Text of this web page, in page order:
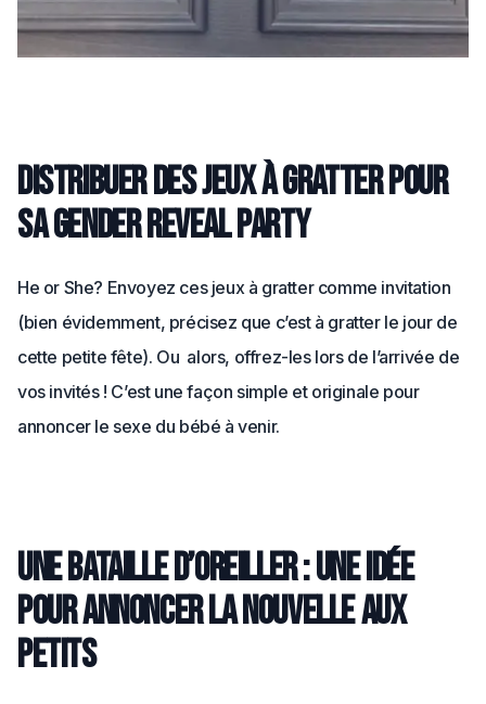
Distribuer des jeux à gratter pour
sa gender reveal party
He or She? Envoyez ces jeux à gratter comme invitation
(bien évidemment, précisez que c’est à gratter le jour de
cette petite fête). Ou alors, offrez-les lors de l’arrivée de
vos invités ! C’est une façon simple et originale pour
annoncer le sexe du bébé à venir.
Une bataille d’oreiller : une idée
pour annoncer la nouvelle aux
petits